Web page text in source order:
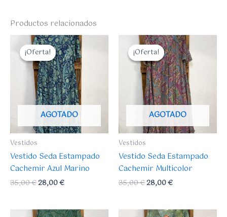
Productos relacionados
¡Oferta!
AGOTADO
¡Oferta!
Vestidos
Vestido Seda Estampado
Cachemir Azul Marino
35,00€
El
precio
original
era:
35,00 €.
28,00€
El
precio
actual
es:
28,00 €.
¡Oferta!
AGOTADO
¡Oferta!
Vestidos
Vestido Seda Estampado
Cachemir Multicolor
35,00€
El
precio
original
era:
35,00 €.
28,00€
El
precio
actual
es:
28,00 €.
El El El El